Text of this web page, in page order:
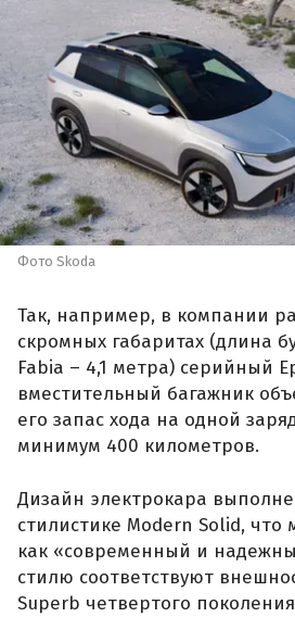
Фото Skoda
Так, например, в компании
скромных габаритах (длина
Fabia – 4,1 метра) серийный
вместительный багажник
его запас хода на одной
минимум 400 километров.
Дизайн электрокара
стилистике Modern Solid, что
как «современный и
стилю соответствуют
Superb четвертого